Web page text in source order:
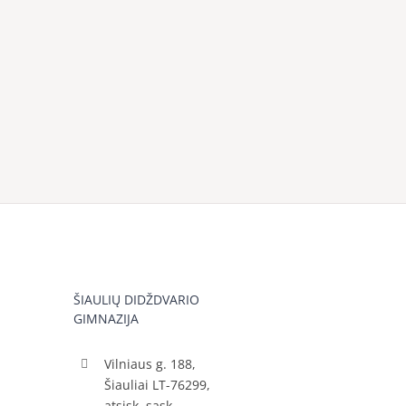
ŠIAULIŲ DIDŽDVARIO
GIMNAZIJA
Vilniaus g. 188,
Šiauliai LT-76299,